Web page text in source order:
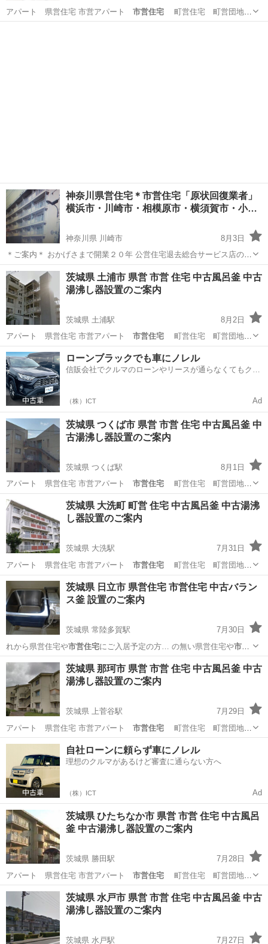
アパート 県営住宅 市営アパート 市営住宅町営住宅 町営団地
向け …
神奈川県営住宅＊市営住宅「原状回復業者」
横浜市・川崎市・相模原市・横須賀市・小…
神奈川県 川崎市
8月3日
＊ご案内＊ おかげさまで開業２０年 公営住宅退去総合サービス店のＦ
ＲＳ神奈川です 市営・県営住宅退去時に義務付けられているお部屋の
原状回復は 当店へご相談下さい お電話１本 年中無休 詳し...
神奈川 川崎市 リサイクルショップ 市営住宅
茨城県 土浦市 県営 市営 住宅 中古風呂釜 中古
湯沸し器設置のご案内
茨城県 土浦駅
8月2日
アパート 県営住宅 市営アパート 市営住宅町営住宅 町営団地
向け …
茨城 土浦市 土浦駅 リサイクルショップ
ローンブラックでも車にノレル
信販会社でクルマのローンやリースが通らなくてもクル
（株）ICT Ad
茨城県 つくば市 県営 市営 住宅 中古風呂釜 中
古湯沸し器設置のご案内
茨城県 つくば駅
8月1日
アパート 県営住宅 市営アパート 市営住宅町営住宅 町営団地
向け …
茨城 つくば市 つくば駅 リサイクルショップ 風呂釜
茨城県 大洗町 町営 住宅 中古風呂釜 中古湯沸
し器設置のご案内
茨城県 大洗駅
7月31日
アパート 県営住宅 市営アパート 市営住宅町営住宅 町営団地
向け …
茨城 東茨城郡 大洗駅 リサイクルショップ 風呂釜
茨城県 日立市 県営住宅 市営住宅 中古バラン
ス釜 設置のご案内
茨城県 常陸多賀駅
7月30日
れから県営住宅や市営住宅にご入居予定の方… の無い県営住宅や市営
住宅
の場合、新品で設… 市営アパート市営住宅（市営森下住宅…
茨城 日立市 常陸多賀駅 その他 市営住宅
茨城県 那珂市 県営 市営 住宅 中古風呂釜 中古
湯沸し器設置のご案内
茨城県 上菅谷駅
7月29日
アパート 県営住宅 市営アパート 市営住宅町営住宅 町営団地
向け …
茨城 那珂市 上菅谷駅 リサイクルショップ
自社ローンに頼らず車にノレル
理想のクルマがあるけど審査に通らない方へ
（株）ICT Ad
茨城県 ひたちなか市 県営 市営 住宅 中古風呂
釜 中古湯沸し器設置のご案内
茨城県 勝田駅
7月28日
アパート 県営住宅 市営アパート 市営住宅町営住宅 町営団地
向け …
茨城 ひたちなか市 勝田駅 リサイクルショップ 風呂釜
茨城県 水戸市 県営 市営 住宅 中古風呂釜 中古
湯沸し器設置のご案内
茨城県 水戸駅 7月27日